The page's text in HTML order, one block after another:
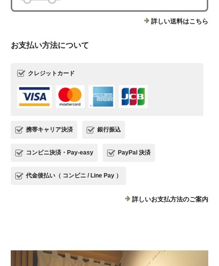
詳しい送料はこちら
お支払い方法について
クレジットカード
携帯キャリア決済 銀行振込
コンビニ決済・Pay-easy PayPal 決済
代金後払い（ コンビニ / Line Pay ）
詳しいお支払方法のご案内